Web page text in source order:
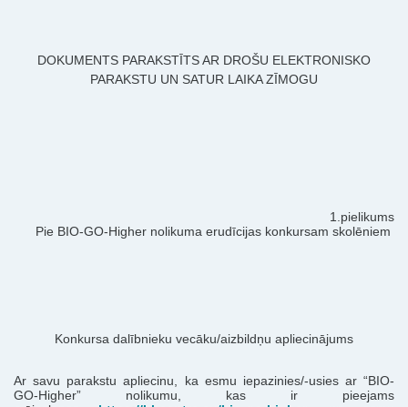
DOKUMENTS PARAKSTĪTS AR DROŠU ELEKTRONISKO
PARAKSTU UN SATUR LAIKA ZĪMOGU
1.pielikums
Pie BIO-GO-Higher nolikuma erudīcijas konkursam skolēniem
Konkursa dalībnieku vecāku/aizbildņu apliecinājums
Ar savu parakstu apliecinu, ka esmu iepazinies/-usies ar “BIO-
GO-Higher” nolikumu, kas ir pieejams